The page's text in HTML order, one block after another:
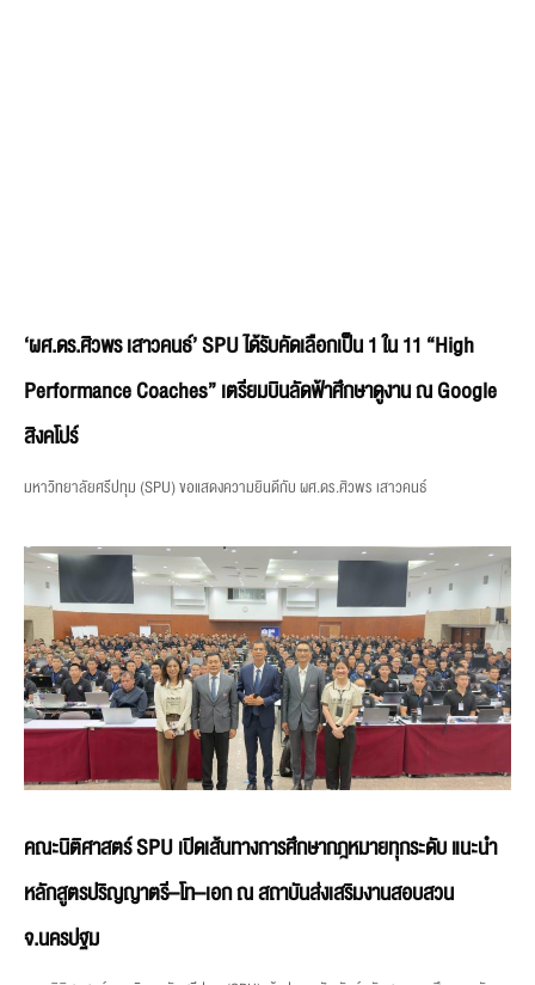
‘ผศ.ดร.ศิวพร เสาวคนธ์’ SPU ได้รับคัดเลือกเป็น 1 ใน 11 “High
Performance Coaches” เตรียมบินลัดฟ้าศึกษาดูงาน ณ Google
สิงคโปร์
มหาวิทยาลัยศรีปทุม (SPU) ขอแสดงความยินดีกับ ผศ.ดร.ศิวพร เสาวคนธ์
คณะนิติศาสตร์ SPU เปิดเส้นทางการศึกษากฎหมายทุกระดับ แนะนำ
หลักสูตรปริญญาตรี–โท–เอก ณ สถาบันส่งเสริมงานสอบสวน
จ.นครปฐม